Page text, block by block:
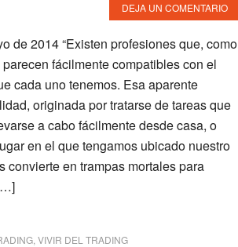
DEJA UN COMENTARIO
de 2014 “Existen profesiones que, como
fácilmente compatibles con el
cada uno tenemos. Esa aparente
originada por tratarse de tareas que
a cabo fácilmente desde casa, o
en el que tengamos ubicado nuestro
convierte en trampas mortales para
VIVIR DEL TRADING